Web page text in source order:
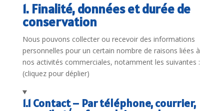
1. Finalité, données et durée de
conservation
Nous pouvons collecter ou recevoir des informations
personnelles pour un certain nombre de raisons liées à
nos activités commerciales, notamment les suivantes :
(cliquez pour déplier)
1.1 Contact – Par téléphone, courrier,